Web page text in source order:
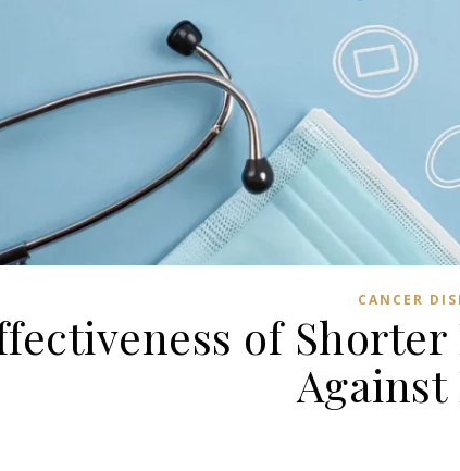
CANCER
of